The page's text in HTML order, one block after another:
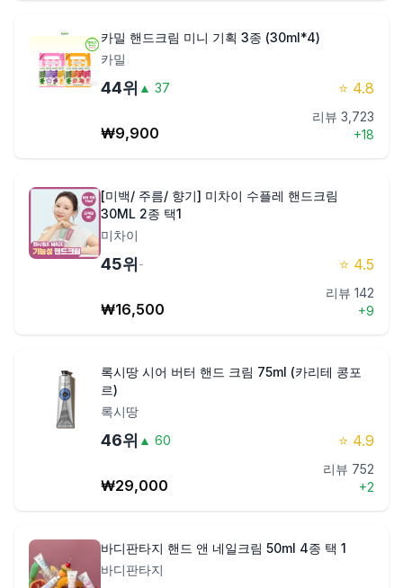
카밀 핸드크림 미니 기획 3종 (30ml*4)
카밀
44위 ▲ 37 ⭐ 4.8
₩9,900
리뷰 3,723
+18
[미백/ 주름/ 향기] 미차이 수플레 핸드크림
30ML 2종 택1
미차이
45위 - ⭐ 4.5
₩16,500
리뷰 142
+9
록시땅 시어 버터 핸드 크림 75ml (카리테 콩포
르)
록시땅
46위 ▲ 60 ⭐ 4.9
₩29,000
리뷰 752
+2
바디판타지 핸드 앤 네일크림 50ml 4종 택 1
바디판타지